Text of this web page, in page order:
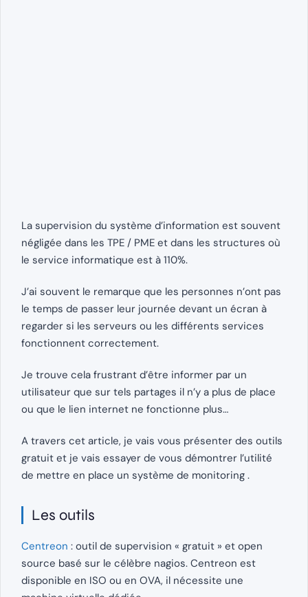
La supervision du système d’information est souvent
négligée dans les TPE / PME et dans les structures où
le service informatique est à 110%.
J’ai souvent le remarque que les personnes n’ont pas
le temps de passer leur journée devant un écran à
regarder si les serveurs ou les différents services
fonctionnent correctement.
Je trouve cela frustrant d’être informer par un
utilisateur que sur tels partages il n’y a plus de place
ou que le lien internet ne fonctionne plus…
A travers cet article, je vais vous présenter des outils
gratuit et je vais essayer de vous démontrer l’utilité
de mettre en place un système de monitoring .
Les outils
Centreon : outil de supervision « gratuit » et open
source basé sur le célèbre nagios. Centreon est
disponible en ISO ou en OVA, il nécessite une